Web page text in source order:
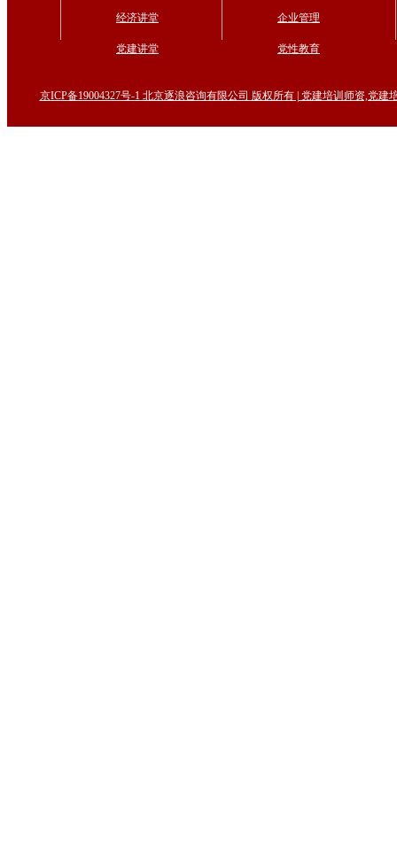
经济讲堂
党建讲堂
企业管理
党性教育
京ICP备19004327号-1 北京逐浪咨询有限公司 版权所有 | 党建培训师资,党